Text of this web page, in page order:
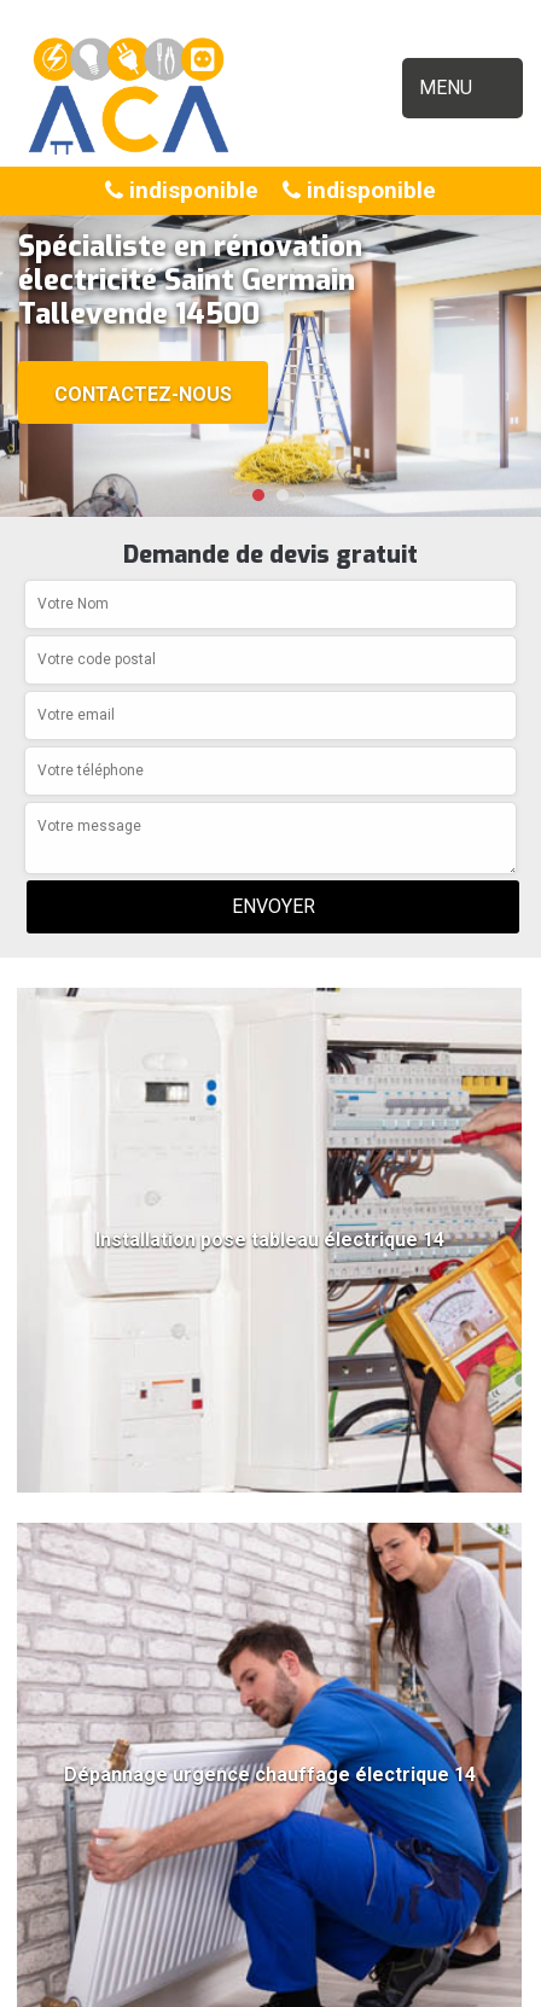
MENU
indisponible indisponible
Spécialiste en rénovation
électricité Saint Germain
Tallevende 14500
CONTACTEZ-NOUS
Demande de devis gratuit
Installation pose tableau électrique 14
Dépannage urgence chauffage électrique 14